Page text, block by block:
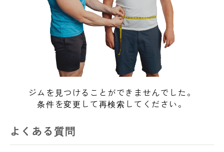
ジムを見つけることができませんでした。
条件を変更して再検索してください。
よくある質問